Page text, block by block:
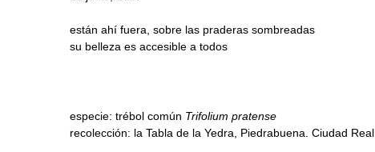
están ahí fuera, sobre las praderas sombreadas
su belleza es accesible a todos
especie: trébol común Trifolium pratense
recolección: la Tabla de la Yedra, Piedrabuena. Ciudad Real